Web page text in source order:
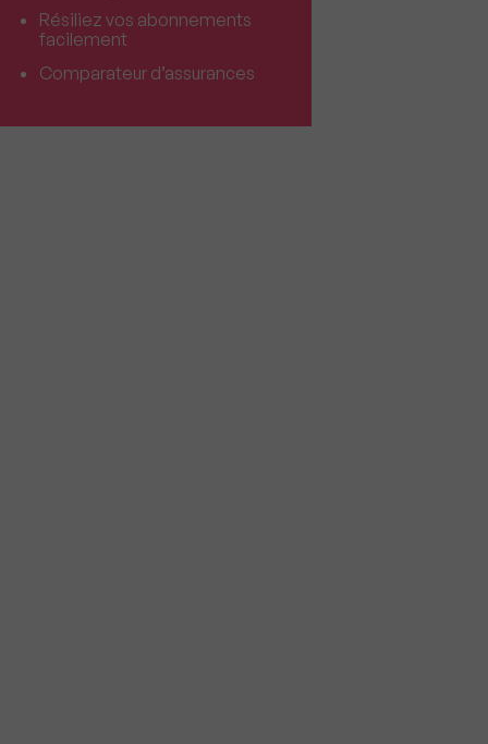
Résiliez vos abonnements
facilement
Comparateur d’assurances